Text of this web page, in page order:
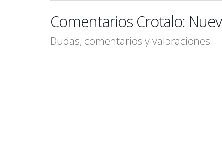
Comentarios Crotalo:
Dudas, comentarios y valoraciones